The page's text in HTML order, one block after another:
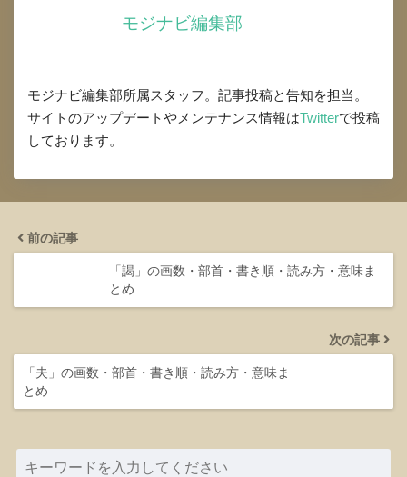
モジナビ編集部
モジナビ編集部所属スタッフ。記事投稿と告知を担当。
サイトのアップデートやメンテナンス情報はTwitterで投稿
しております。
前の記事
「謁」の画数・部首・書き順・読み方・意味ま
とめ
次の記事
「夫」の画数・部首・書き順・読み方・意味ま
とめ